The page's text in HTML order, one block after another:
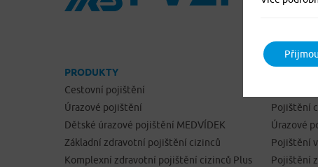
PRODUKTY
Cestovní pojištění
Úrazové pojištění
Dětské úrazové pojištění MEDVÍDEK
Základní zdravotní pojištění cizinců
Komplexní zdravotní pojištění cizinců Plus
Pojištění
Úrazové
Pojištění
Pojištění